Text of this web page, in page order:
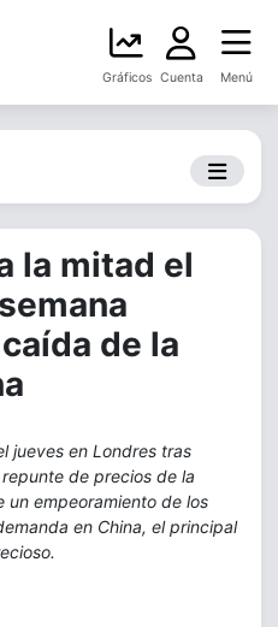
Gráficos Cuenta Menú
la mitad el
de la
jueves en Londres tras
de precios de la
un empeoramiento de los
en China, el principal